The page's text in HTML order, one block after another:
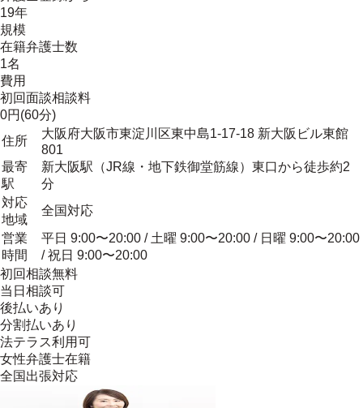
19年
規模
在籍弁護士数
1名
費用
初回面談相談料
0円(60分)
住所
大阪府大阪市東淀川区東中島1-17-18 新大阪ビル東館
801
最寄
駅
新大阪駅（JR線・地下鉄御堂筋線）東口から徒歩約2
分
対応
地域
全国対応
営業
時間
平日 9:00〜20:00 / 土曜 9:00〜20:00 / 日曜 9:00〜20:00
/ 祝日 9:00〜20:00
初回相談無料
当日相談可
後払いあり
分割払いあり
法テラス利用可
女性弁護士在籍
全国出張対応